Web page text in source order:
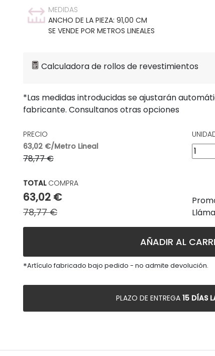
MEDIDAS
ANCHO DE LA PIEZA: 91,00 CM
SE VENDE POR METROS LINEALES
Calculadora de rollos de revestimientos
*Las medidas introducidas se ajustarán
fabricante. Consultanos otras opciones
PRECIO
63,02 €/Metro Lineal
78,77 €
TOTALCOMPRA
63,02 €
78,77 €
AÑADIR AL
*Artículo fabricado bajo pedido - no admite devolución.
PLAZO DE ENTREGA 15 DÍAS